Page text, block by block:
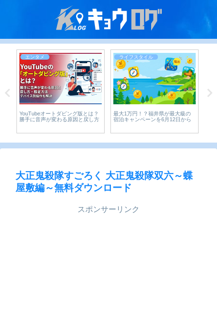
最大級の
12日から
ライフスタイル
【保存版】半生麺の賞味期限切
れ、いつまで食べられる？危険な
ライフスタイル
らっきょうが腐るとどうなる？食
べてはいけない3つのサイン
大正鬼殺隊すごろく 大正鬼殺隊双六～蝶
屋敷編～無料ダウンロード
スポンサーリンク